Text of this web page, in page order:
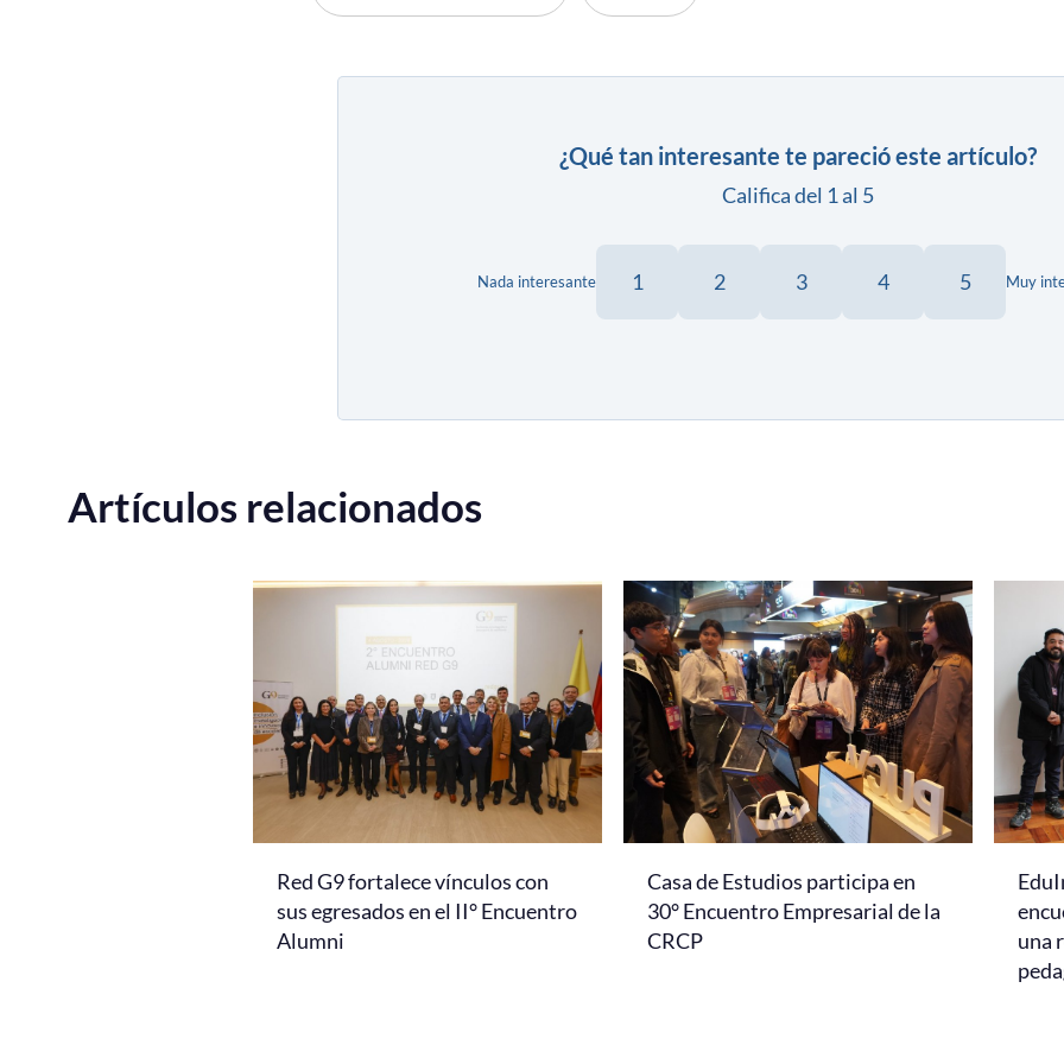
¿Qué tan interesante te pareció este artículo?
Califica del 1 al 5
Nada interesante 1 2 3 4 5 Muy
Artículos relacionados
Red G9 fortalece vínculos con
sus egresados en el II° Encuentro
Alumni
Casa de Estudios participa en
30° Encuentro Empresarial de la
CRCP
una